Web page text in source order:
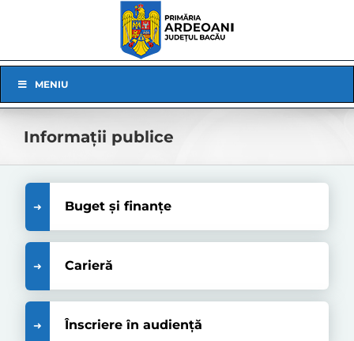
Navigation
MENIU
Informații publice
Buget și finanțe
Carieră
Înscriere în audiență